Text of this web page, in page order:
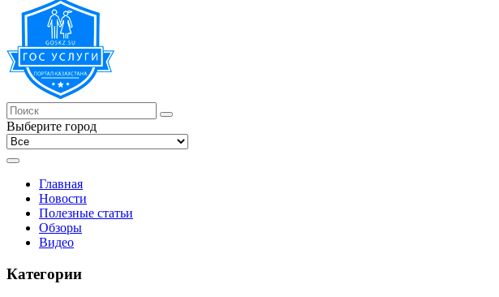
Выберите город
Главная
Новости
Полезные статьи
Обзоры
Видео
Категории